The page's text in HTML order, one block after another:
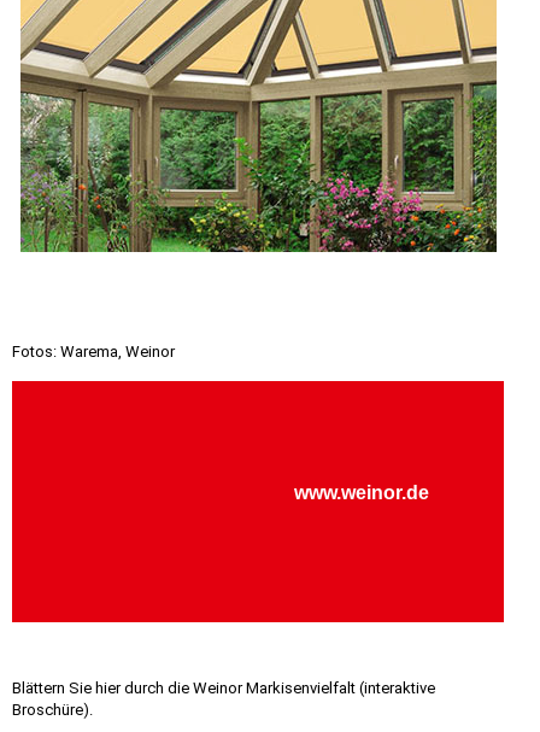
Fotos: Warema, Weinor
Blättern Sie hier durch die Weinor Markisenvielfalt (interaktive
Broschüre).